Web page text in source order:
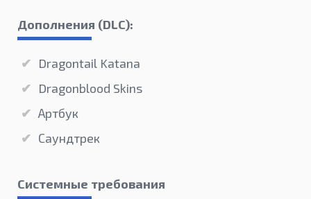
Дополнения (DLC):
Dragontail Katana
Dragonblood Skins
Артбук
Саундтрек
Системные требования